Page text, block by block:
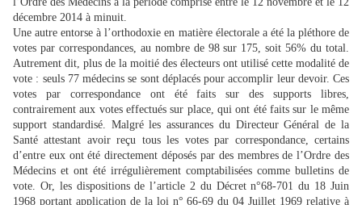
décembre 2014 à minuit.
Une autre entorse à l’orthodoxie en matière électorale a été la pléthore de
votes par correspondances, au nombre de 98 sur 175, soit 56% du total.
Autrement dit, plus de la moitié des électeurs ont utilisé cette modalité de
vote : seuls 77 médecins se sont déplacés pour accomplir leur devoir. Ces
votes par correspondance ont été faits sur des supports libres,
contrairement aux votes effectués sur place, qui ont été faits sur le même
support standardisé. Malgré les assurances du Directeur Général de la
Santé attestant avoir reçu tous les votes par correspondance, certains
d’entre eux ont été directement déposés par des membres de l’Ordre des
Médecins et ont été irrégulièrement comptabilisées comme bulletins de
vote. Or, les dispositions de l’article 2 du Décret n°68-701 du 18 Juin
1968 portant application de la loi n° 66-69 du 04 Juillet 1969 relative à